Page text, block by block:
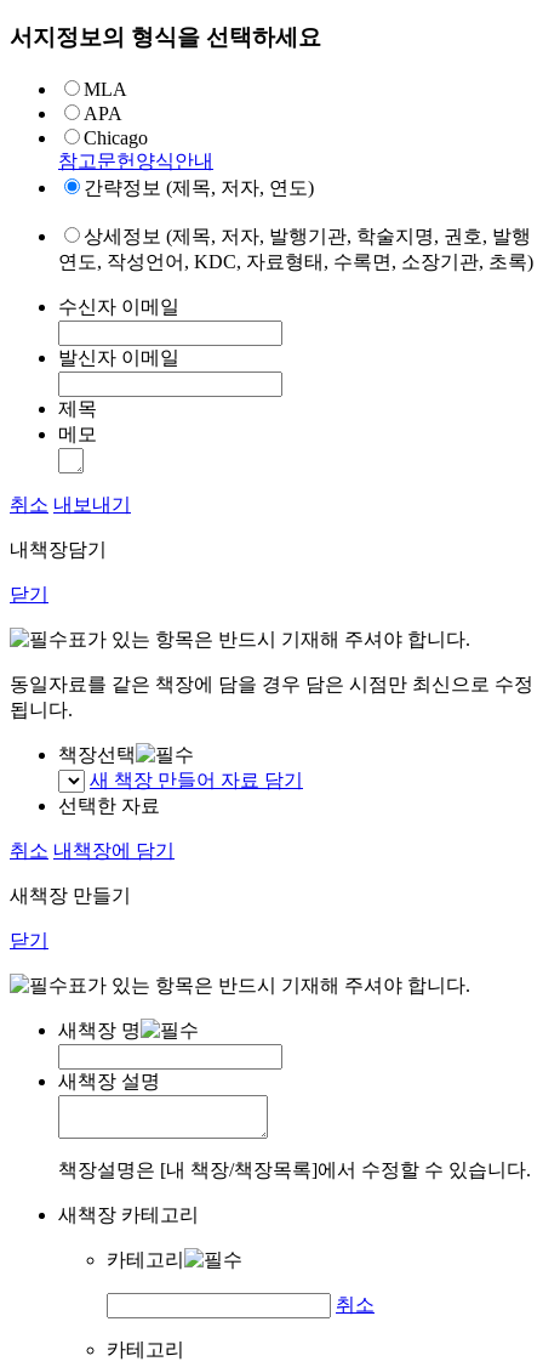
서지정보의 형식을 선택하세요
MLA
APA
Chicago
참고문헌양식안내
간략정보 (제목, 저자, 연도)
상세정보 (제목, 저자, 발행기관, 학술지명, 권호, 발행
연도, 작성언어, KDC, 자료형태, 수록면, 소장기관, 초록)
수신자 이메일
발신자 이메일
제목
메모
취소 내보내기
내책장담기
닫기
표가 있는 항목은 반드시 기재해 주셔야 합니다.
동일자료를 같은 책장에 담을 경우 담은 시점만 최신으로 수정
됩니다.
책장선택
새 책장 만들어 자료 담기
선택한 자료
취소 내책장에 담기
새책장 만들기
닫기
표가 있는 항목은 반드시 기재해 주셔야 합니다.
새책장 명
새책장 설명
책장설명은 [내 책장/책장목록]에서 수정할 수 있습니다.
새책장 카테고리
카테고리
취소
카테고리